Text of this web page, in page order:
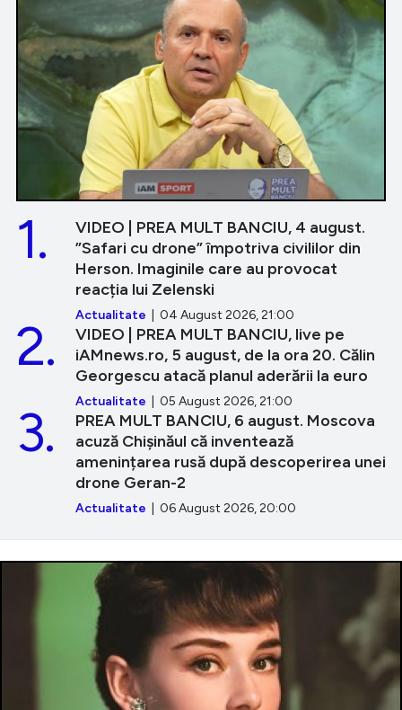
VIDEO | PREA MULT BANCIU, 4 august.
”Safari cu drone” împotriva civililor din
Herson. Imaginile care au provocat
reacția lui Zelenski
Actualitate | 04 August 2026, 21:00
1.
VIDEO | PREA MULT BANCIU, live pe
iAMnews.ro, 5 august, de la ora 20. Călin
Georgescu atacă planul aderării la euro
Actualitate | 05 August 2026, 21:00
2.
PREA MULT BANCIU, 6 august. Moscova
acuză Chișinăul că inventează
amenințarea rusă după descoperirea unei
drone Geran-2
Actualitate | 06 August 2026, 20:00
3.